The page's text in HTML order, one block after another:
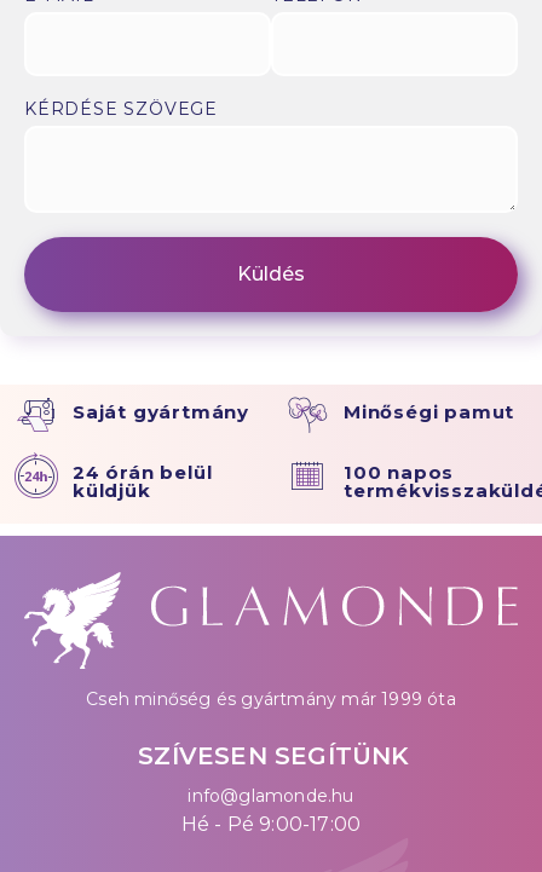
KÉRDÉSE SZÖVEGE
Saját gyártmány Minőségi pamut
24 órán belül
küldjük
100 napos
Cseh minőség és gyártmány már 1999 óta
SZÍVESEN SEGÍTÜNK
info@glamonde.hu
Hé - Pé 9:00-17:00